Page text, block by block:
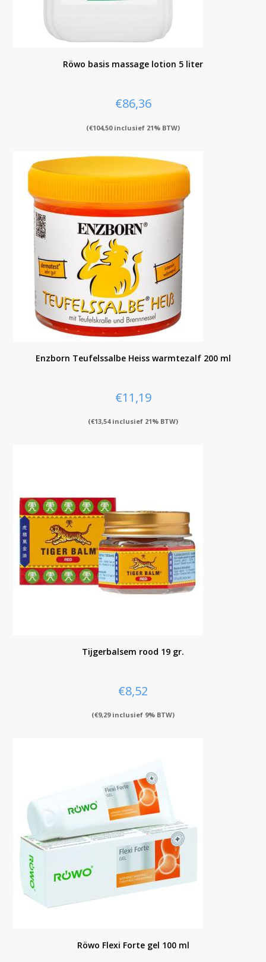
Röwo basis massage lotion 5 liter
€86,36
(€104,50inclusief 21% BTW)
Enzborn Teufelssalbe Heiss warmtezalf 200 ml
€11,19
(€13,54inclusief 21% BTW)
Tijgerbalsem rood 19 gr.
€8,52
(€9,29inclusief 9% BTW)
Röwo Flexi Forte gel 100 ml